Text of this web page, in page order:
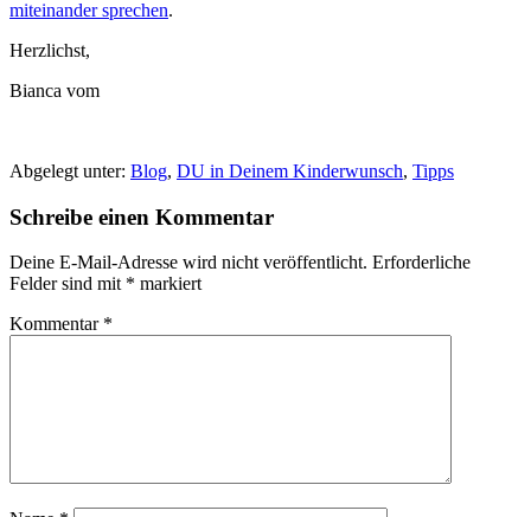
miteinander sprechen.
Herzlichst,
Bianca vom
Abgelegt unter: Blog, DU in Deinem Kinderwunsch, Tipps
Schreibe einen Kommentar
Deine E-Mail-Adresse wird nicht veröffentlicht. Erforderliche
Felder sind mit * markiert
Kommentar *